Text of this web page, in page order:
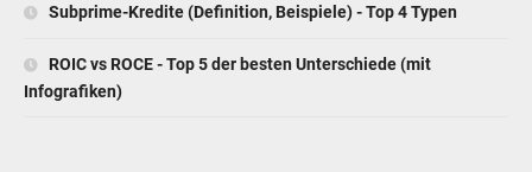
Subprime-Kredite (Definition, Beispiele) - Top 4 Typen
ROIC vs ROCE - Top 5 der besten Unterschiede (mit
Infografiken)